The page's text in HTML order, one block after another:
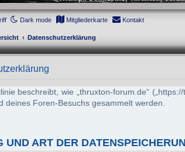
Dark mode Mitgliederkarte Kontakt
Datenschutzerklärung
beschreibt, wie „thruxton-forum.de“
deines Foren-Besuchs gesammelt werden.
UND ART DER